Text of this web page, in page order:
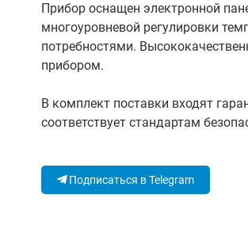
Прибор оснащен электронной
многоуровневой регулировки
потребностями.
прибором.
В комплект поставки входят
соответствует стандартам
Подписаться в Telegram